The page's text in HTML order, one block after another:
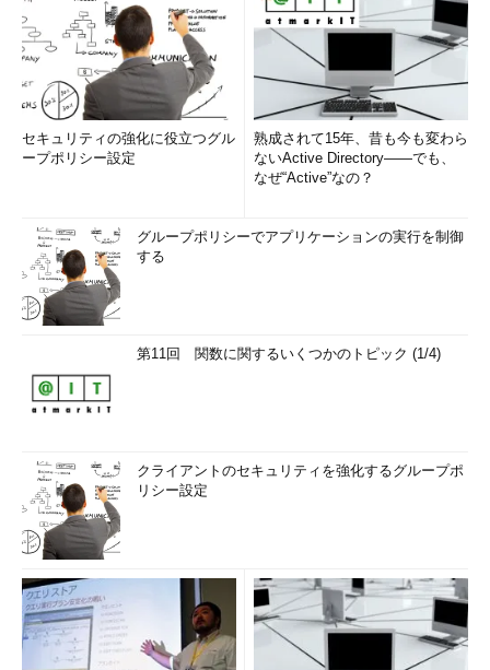
セキュリティの強化に役立つグル
ープポリシー設定
熟成されて15年、昔も今も変わら
ないActive Directory――でも、
なぜ“Active”なの？
グループポリシーでアプリケーションの実行を制御
する
第11回 関数に関するいくつかのトピック (1/4)
クライアントのセキュリティを強化するグループポ
リシー設定